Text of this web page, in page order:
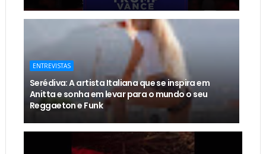
ENTREVISTAS
Serédiva: A artista Italiana que se inspira em
Anitta e sonha em levar para o mundo o seu
Reggaeton e Funk